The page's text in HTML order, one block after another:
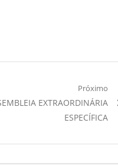
Próximo
EXTRAORDINÁRIA
ESPECÍFICA